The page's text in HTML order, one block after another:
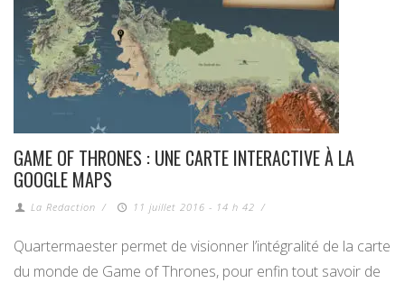
GAME OF THRONES : UNE CARTE INTERACTIVE À LA
GOOGLE MAPS
La Redaction / 11 juillet 2016 - 14 h 42 /
Quartermaester permet de visionner l’intégralité de la carte
du monde de Game of Thrones, pour enfin tout savoir de